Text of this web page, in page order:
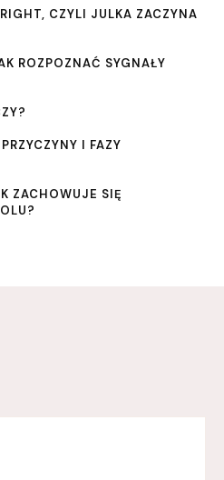
CZYLI JULKA ZACZYNA
ROZPOZNAĆ SYGNAŁY
I FAZY
ZACHOWUJE SIĘ